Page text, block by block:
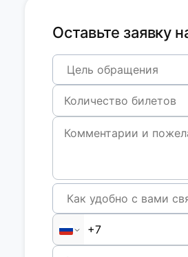
Оставьте заявку
Цель обращения
Как удобно с вами